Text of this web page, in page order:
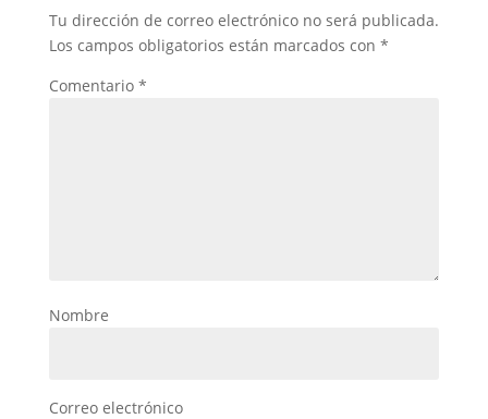
Tu dirección de correo electrónico no será publicada.
Los campos obligatorios están marcados con *
Comentario *
Nombre
Correo electrónico